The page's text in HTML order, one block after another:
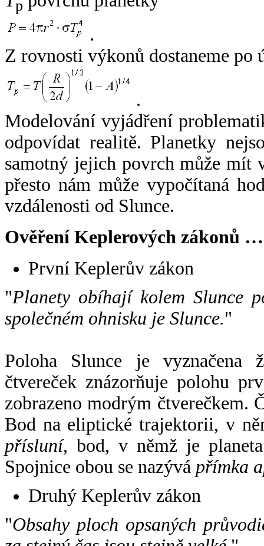
p
.
Z rovnosti výkonů dostaneme po
.
Modelování vyjádření
odpovídat realitě. Planetky
samotný jejich povrch může mít
přesto nám může vypočítaná
vzdálenosti od Slunce.
Ověření Keplerových zákonů …
První Keplerův zákon
"Planety obíhají kolem Slunce
společném ohnisku je Slunce."
Poloha Slunce je vyznačena
čtvereček znázorňuje polohu
zobrazeno modrým čtverečkem.
Bod na eliptické trajektorii, v
přísluní, bod, v němž je
Spojnice obou se nazývá přímka
Druhý Keplerův zákon
"Obsahy ploch opsaných